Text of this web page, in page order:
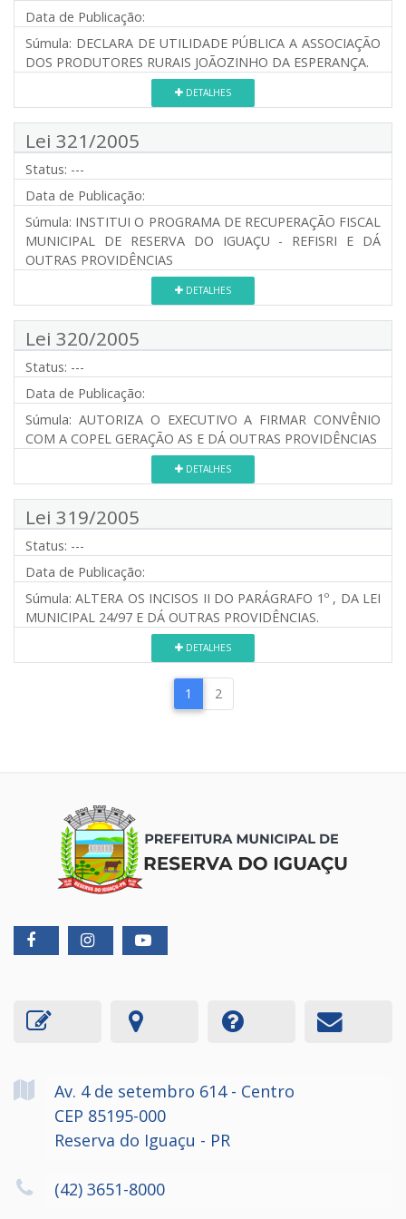
Data de Publicação:
Súmula: DECLARA DE UTILIDADE PÚBLICA A ASSOCIAÇÃO
DOS PRODUTORES RURAIS JOÃOZINHO DA ESPERANÇA.
DETALHES
Lei 321/2005
Status: ---
Data de Publicação:
Súmula: INSTITUI O PROGRAMA DE RECUPERAÇÃO FISCAL
MUNICIPAL DE RESERVA DO IGUAÇU - REFISRI E DÁ
OUTRAS PROVIDÊNCIAS
DETALHES
Lei 320/2005
Status: ---
Data de Publicação:
Súmula: AUTORIZA O EXECUTIVO A FIRMAR CONVÊNIO
COM A COPEL GERAÇÃO AS E DÁ OUTRAS PROVIDÊNCIAS
DETALHES
Lei 319/2005
Status: ---
Data de Publicação:
Súmula: ALTERA OS INCISOS II DO PARÁGRAFO 1º , DA LEI
MUNICIPAL 24/97 E DÁ OUTRAS PROVIDÊNCIAS.
DETALHES
1 2
Av. 4 de setembro 614 - Centro
CEP 85195-000
Reserva do Iguaçu - PR
(42) 3651-8000